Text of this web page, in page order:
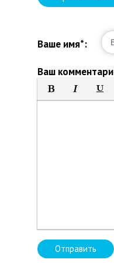
Ваше имя*:
Ваш
Полужирный
Курсив
Отправить